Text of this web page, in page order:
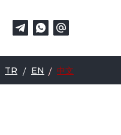
TR EN
/ 中文
/
/